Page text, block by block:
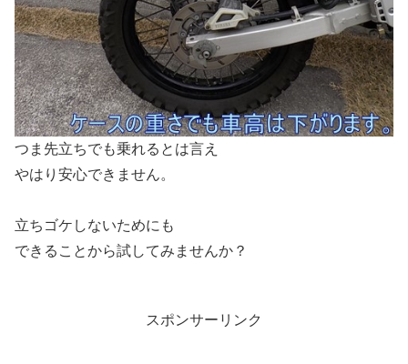
つま先立ちでも乗れるとは言え
やはり安心できません。
立ちゴケしないためにも
できることから試してみませんか？
スポンサーリンク